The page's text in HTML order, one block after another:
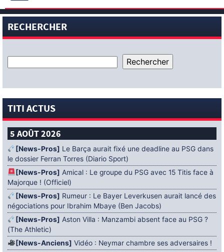
RECHERCHER
TITI ACTUS
5 AOÛT 2026
[News-Pros] Le Barça aurait fixé une deadline au PSG dans
le dossier Ferran Torres (Diario Sport)
[News-Pros] Amical : Le groupe du PSG avec 15 Titis face à
Majorque ! (Officiel)
[News-Pros] Rumeur : Le Bayer Leverkusen aurait lancé des
négociations pour Ibrahim Mbaye (Ben Jacobs)
[News-Pros] Aston Villa : Manzambi absent face au PSG ?
(The Athletic)
[News-Anciens] Vidéo : Neymar chambre ses adversaires !